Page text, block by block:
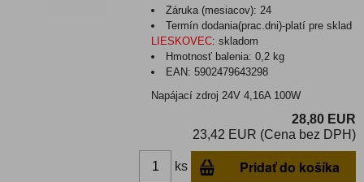
Záruka (mesiacov): 24
Termín dodania(prac.dni)-platí pre sklad
LIESKOVEC: skladom
Hmotnosť balenia:0,2 kg
EAN:5902479643298
Napájací zdroj 24V 4,16A 100W
28,80 EUR
23,42 EUR (Cena bez DPH)
ks Pridať do košíka